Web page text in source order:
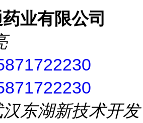
业有限公司
东湖新技术开发